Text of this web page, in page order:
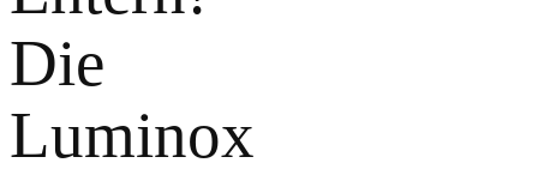
Die
Luminox